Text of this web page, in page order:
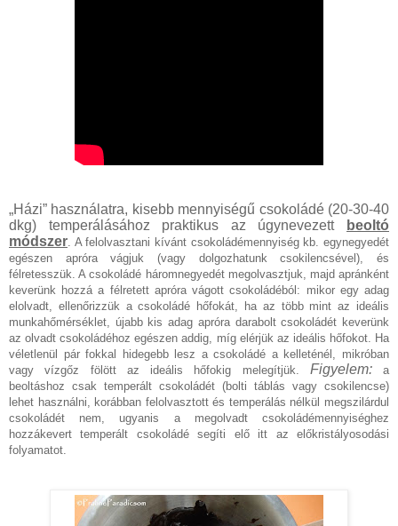
„Házi” használatra, kisebb mennyiségű csokoládé (20-30-40
dkg) temperálásához praktikus az úgynevezett
beoltó
módszer. A felolvasztani kívánt csokoládémennyiség kb. egynegyedét
egészen apróra vágjuk (vagy dolgozhatunk csokilencsével), és
félretesszük. A csokoládé háromnegyedét megolvasztjuk, majd apránként
keverünk hozzá a félretett apróra vágott csokoládéból: mikor egy adag
elolvadt, ellenőrizzük a csokoládé hőfokát, ha az több mint az ideális
munkahőmérséklet, újabb kis adag apróra darabolt csokoládét keverünk
az olvadt csokoládéhoz egészen addig, míg elérjük az ideális hőfokot. Ha
véletlenül pár fokkal hidegebb lesz a csokoládé a kelleténél, mikróban
vagy vízgőz fölött az ideális hőfokig melegítjük. Figyelem:a
beoltáshoz csak temperált csokoládét (bolti táblás vagy csokilencse)
lehet használni, korábban felolvasztott és temperálás nélkül megszilárdul
csokoládét nem, ugyanis a megolvadt csokoládémennyiséghez
hozzákevert temperált csokoládé segíti elő itt az előkristályosodási
folyamatot.